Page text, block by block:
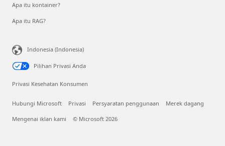
Apa itu kontainer?
Apa itu RAG?
Indonesia (Indonesia)
Pilihan Privasi Anda
Privasi Kesehatan Konsumen
Hubungi Microsoft Privasi Persyaratan penggunaan Merek dagang
Mengenai iklan kami © Microsoft 2026